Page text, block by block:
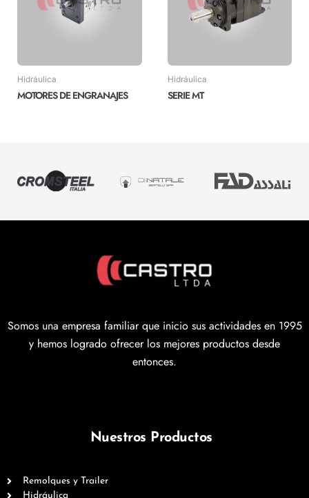
Hidráulica
MOTORES DE ENGRANAJES
Hidráulica
SERIE MT
Somos una empresa familiar que inicio sus actividades en 1995
y hemos logrado ofrecer los mejores productos desde
entonces.
Nuestros Productos
Remolques y Trailer
Hidráulica